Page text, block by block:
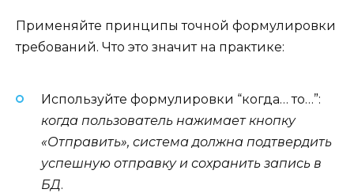
Применяйте принципы точной формулировки
требований. Что это значит на практике:
Используйте формулировки “когда… то…”:
когда пользователь нажимает кнопку
«Отправить», система должна подтвердить
успешную отправку и сохранить запись в
БД.